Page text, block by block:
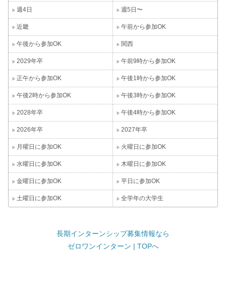
週4日 週5日〜
近畿 午前から参加OK
午後から参加OK 関西
2029年卒 午前9時から参加OK
正午から参加OK 午後1時から参加OK
午後2時から参加OK 午後3時から参加OK
2028年卒 午後4時から参加OK
2026年卒 2027年卒
月曜日に参加OK 火曜日に参加OK
水曜日に参加OK 木曜日に参加OK
金曜日に参加OK 平日に参加OK
土曜日に参加OK 全学年の大学生
長期インターンシップ募集情報なら
ゼロワンインターン | TOPへ